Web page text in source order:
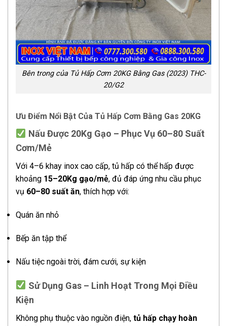
Bên trong của Tủ Hấp Cơm 20KG Bằng Gas (2023) THC-
20/G2
Ưu Điểm Nổi Bật Của Tủ Hấp Cơm Bằng Gas 20KG
Nấu Được 20Kg Gạo – Phục Vụ 60–80 Suất
Cơm/Mẻ
Với 4–6 khay inox cao cấp, tủ hấp có thể hấp được
khoảng 15–20Kg gạo/mẻ, đủ đáp ứng nhu cầu phục
vụ 60–80 suất ăn, thích hợp với:
Quán ăn nhỏ
Bếp ăn tập thể
Nấu tiệc ngoài trời, đám cưới, sự kiện
Sử Dụng Gas – Linh Hoạt Trong Mọi Điều
Kiện
Không phụ thuộc vào nguồn điện, tủ hấp chạy hoàn